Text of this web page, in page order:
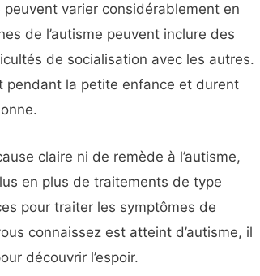
varier considérablement en
de l’autisme peuvent inclure des
de socialisation avec les autres.
pendant la petite enfance et durent
claire ni de remède à l’autisme,
en plus de traitements de type
pour traiter les symptômes de
connaissez est atteint d’autisme, il
découvrir l’espoir.